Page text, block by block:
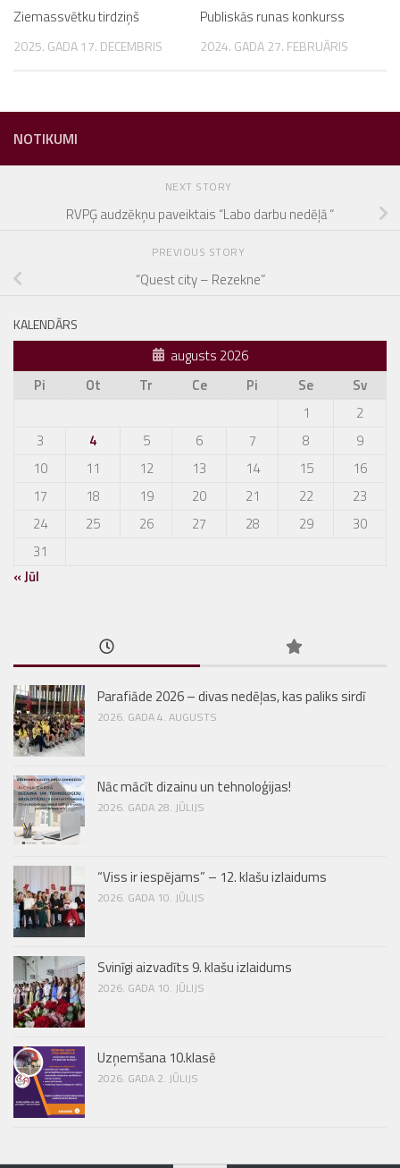
Ziemassvētku tirdziņš
2025. GADA 17. DECEMBRIS
Publiskās runas konkurss
2024. GADA 27. FEBRUĀRIS
NOTIKUMI
NEXT STORY
RVPĢ audzēkņu paveiktais “Labo darbu nedēļā “
PREVIOUS STORY
“Quest city – Rezekne”
KALENDĀRS
augusts 2026
Pi
Ot Tr Ce Pi Se
Sv
1
2
3
4 5 6 7 8
9
10
11 12 13 14 15
16
17
18 19 20 21 22
23
24
25 26 27 28 29
30
31
« Jūl
Parafiāde 2026 – divas nedēļas, kas paliks sirdī
2026. GADA 4. AUGUSTS
Nāc mācīt dizainu un tehnoloģijas!
2026. GADA 28. JŪLIJS
“Viss ir iespējams” – 12. klašu izlaidums
2026. GADA 10. JŪLIJS
Svinīgi aizvadīts 9. klašu izlaidums
2026. GADA 10. JŪLIJS
Uzņemšana 10.klasē
2026. GADA 2. JŪLIJS